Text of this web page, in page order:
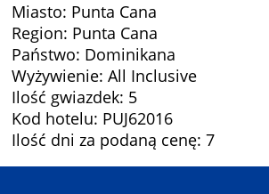
Miasto: Punta Cana
Region: Punta Cana
Państwo: Dominikana
Wyżywienie: All Inclusive
Ilość gwiazdek: 5
Kod hotelu: PUJ62016
Ilość dni za podaną cenę: 7